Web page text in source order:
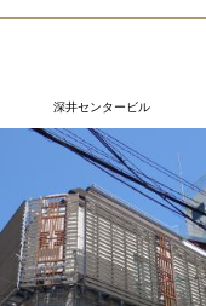
深井センタービル